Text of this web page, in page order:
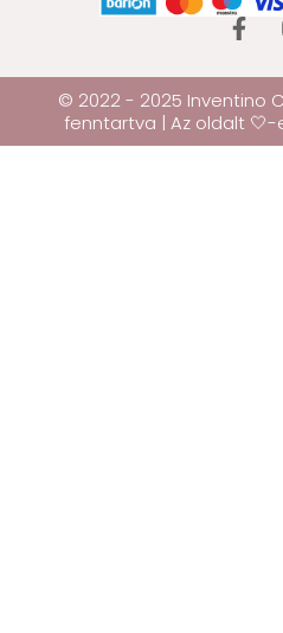
© 2022 - 2025 Inventino
fenntartva | Az oldalt